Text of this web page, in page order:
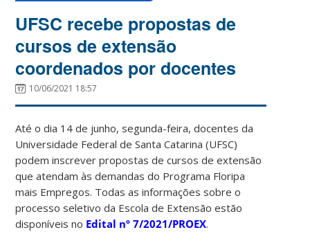
UFSC recebe propostas de
cursos de extensão
coordenados por docentes
10/06/2021 18:57
Até o dia 14 de junho, segunda-feira, docentes da
Universidade Federal de Santa Catarina (UFSC)
podem inscrever propostas de cursos de extensão
que atendam às demandas do Programa Floripa
mais Empregos. Todas as informações sobre o
processo seletivo da Escola de Extensão estão
disponíveis no Edital nº 7/2021/PROEX.